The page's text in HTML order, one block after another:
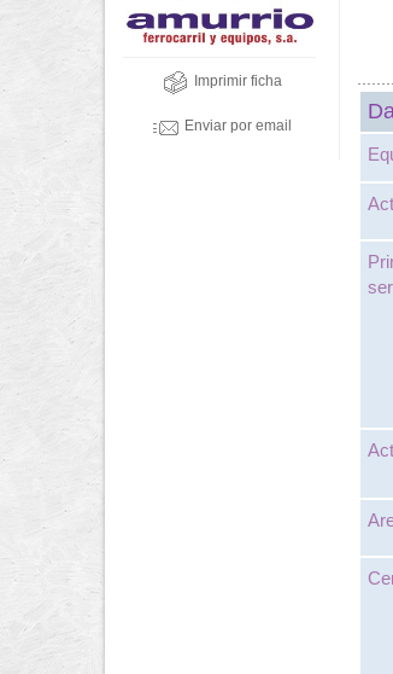
Imprimir ficha
Enviar por email